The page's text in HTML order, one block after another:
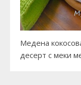
Медена
десерт с меки